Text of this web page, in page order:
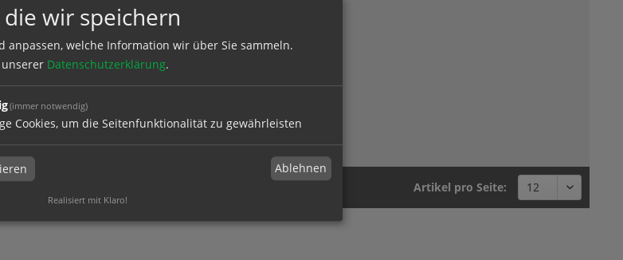
|
Artikel pro Seite:
wir speichern
anpassen, welche Information wir über Sie sammeln.
Datenschutzerklärung.
(immer notwendig)
Cookies, um die Seitenfunktionalität zu gewährleisten
Ablehnen
Realisiert mit Klaro!